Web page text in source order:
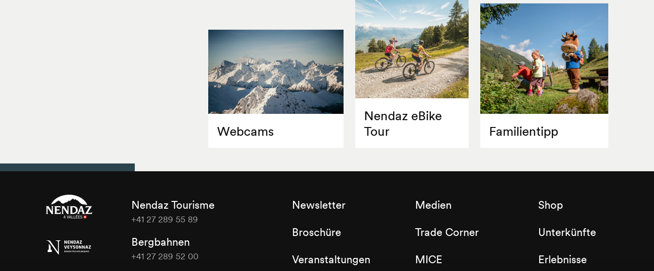
Webcams
Nendaz eBike
Tour
Familientipp
Tourisme
Nendaz Tourisme
+41 27 289 55 89
Bergbahnen
+41 27 289 52 00
Newsletter
Broschüre
Veranstaltungen
Medien
Trade Corner
MICE
Shop
Unterkünfte
Erlebnisse